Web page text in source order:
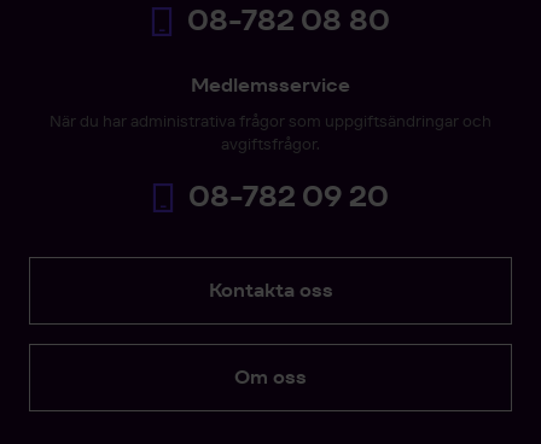
08-782 08 80
Medlemsservice
När du har administrativa frågor som uppgiftsändringar och
avgiftsfrågor.
08-782 09 20
Kontakta oss
Om oss